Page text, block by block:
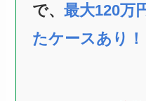
で、 最大120万
たケースあり！